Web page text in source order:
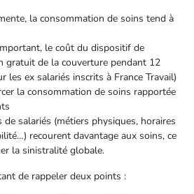
la consommation de soins tend à
le coût du dispositif de
gratuit de la couverture pendant 12
les ex salariés inscrits à France Travail)
la consommation de soins rapportée
de salariés (métiers physiques, horaires
recourent davantage aux soins, ce
la sinistralité globale.
de rappeler deux points :